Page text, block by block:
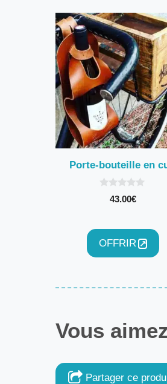
Porte-bouteille en
5
43.00€
OFFRIR
Vous
Partager ce